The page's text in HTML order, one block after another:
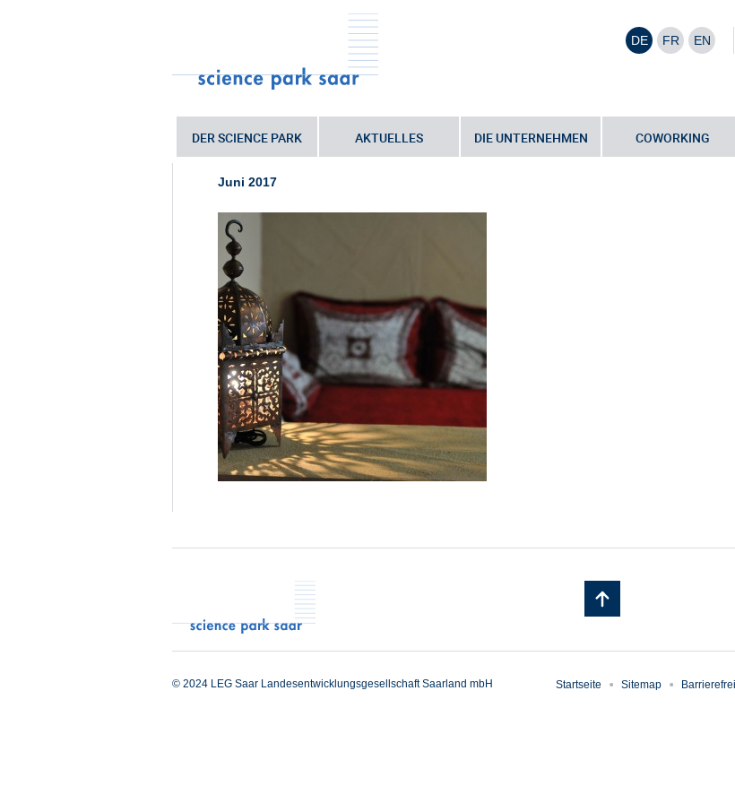
DE FR EN
DER SCIENCE PARK AKTUELLES DIE UNTERNEHMEN COWORKING
Sie sind hier: Startseite Fünf Sterne für die Saarland Therme •news_shs_2014-03_fuenf_sterne3
Juni 2017
© 2024 LEG Saar Landesentwicklungsgesellschaft Saarland mbH Startseite Sitemap